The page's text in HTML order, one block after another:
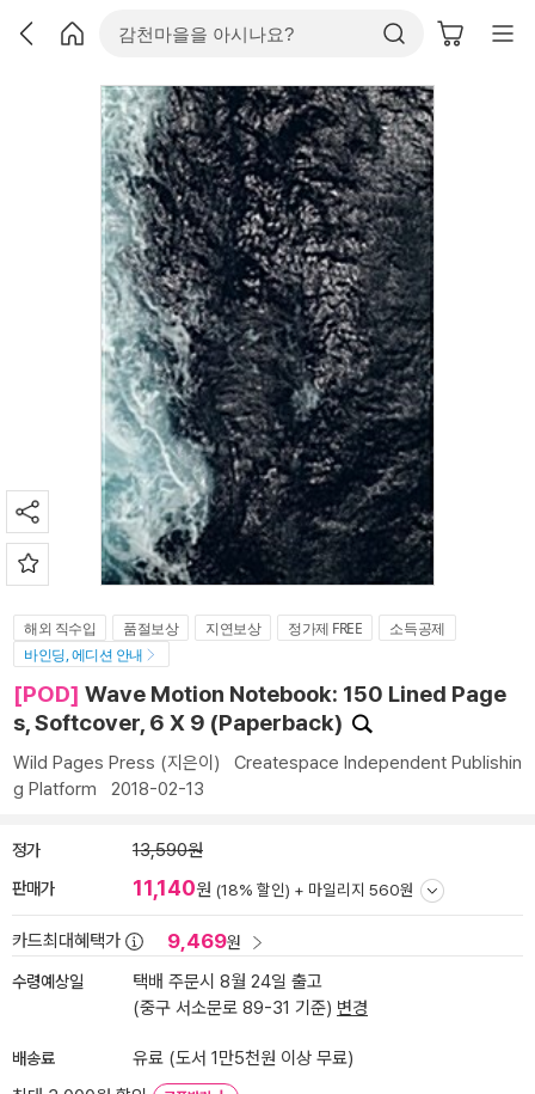
해외 직수입 품절보상 지연보상 정가제 FREE
소득공제
바인딩, 에디션 안내
[POD] Wave Motion Notebook: 150 Lined Page
s, Softcover, 6 X 9 (Paperback)
Wild Pages Press (지은이) Createspace Independent Publishin
g Platform 2018-02-13
정가 13,590원
판매가 11,140원 (18% 할인) + 마일리지 560원
카드최대혜택가 9,469원
수령예상일
택배 주문시 8월 24일 출고
(중구 서소문로 89-31 기준) 변경
배송료
유료 (도서 1만5천원 이상 무료)